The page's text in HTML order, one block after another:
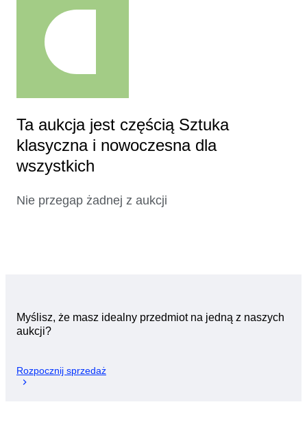
Ta aukcja jest częścią Sztuka
klasyczna i nowoczesna dla
wszystkich
Nie przegap żadnej z aukcji
Myślisz, że masz idealny przedmiot na jedną z naszych
aukcji?
Rozpocznij sprzedaż